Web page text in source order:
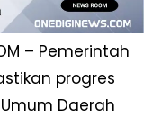
– Pemerintah
progres
Daerah